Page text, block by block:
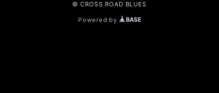
© CROSS ROAD BLUES
Powered by